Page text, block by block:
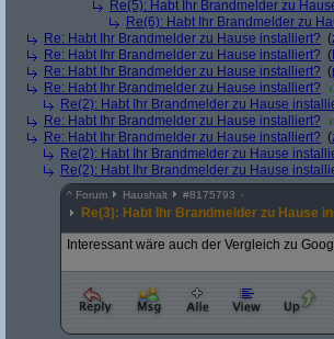
Re(5): Habt Ihr Brandmelder zu
Re(6): Habt Ihr Brandmelder zu
Re: Habt Ihr Brandmelder zu Hause installiert? (
Re: Habt Ihr Brandmelder zu Hause installiert? (
Re: Habt Ihr Brandmelder zu Hause installiert? (
Re: Habt Ihr Brandmelder zu Hause installiert?
Re(2): Habt Ihr Brandmelder zu Hause
Re: Habt Ihr Brandmelder zu Hause installiert?
Re: Habt Ihr Brandmelder zu Hause installiert? (
Re(2): Habt Ihr Brandmelder zu Hause
Re(2): Habt Ihr Brandmelder zu Hause
^ Forum Haushalt #8175793
Re(3): Habt Ihr Brandmelder zu Hause
Interessant wäre auch der Vergleich zu